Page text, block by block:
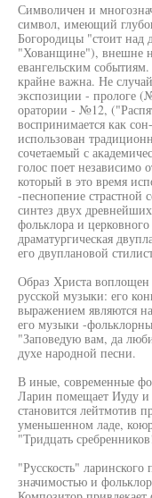
Символичен и
символ, имеющий
Богородицы "стоит над
"Хованщине"), внешне
евангельским
крайне важна. Не
экспозиции - прологе
оратории - №12,
воспринимается как
использован
сочетаемый с
голос поет независимо
который в это время
-песнопение страстной
синтез двух
фольклора и
драматургическая
его двуплановой
Образ Христа
русской музыки: его
выражением являются
его музыки -
"Заповедую вам, да
духе народной песни.
В иные, современные
Ларин помещает Иуду и
становится лейтмотив
уменьшенном ладе,
"Тридцать
"Русскость" ларинского
значимостью и